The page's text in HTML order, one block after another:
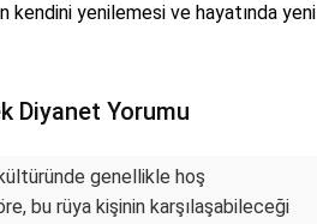
kendini yenilemesi ve hayatında yeni
Diyanet Yorumu
genellikle hoş
bu rüya kişinin karşılaşabileceği